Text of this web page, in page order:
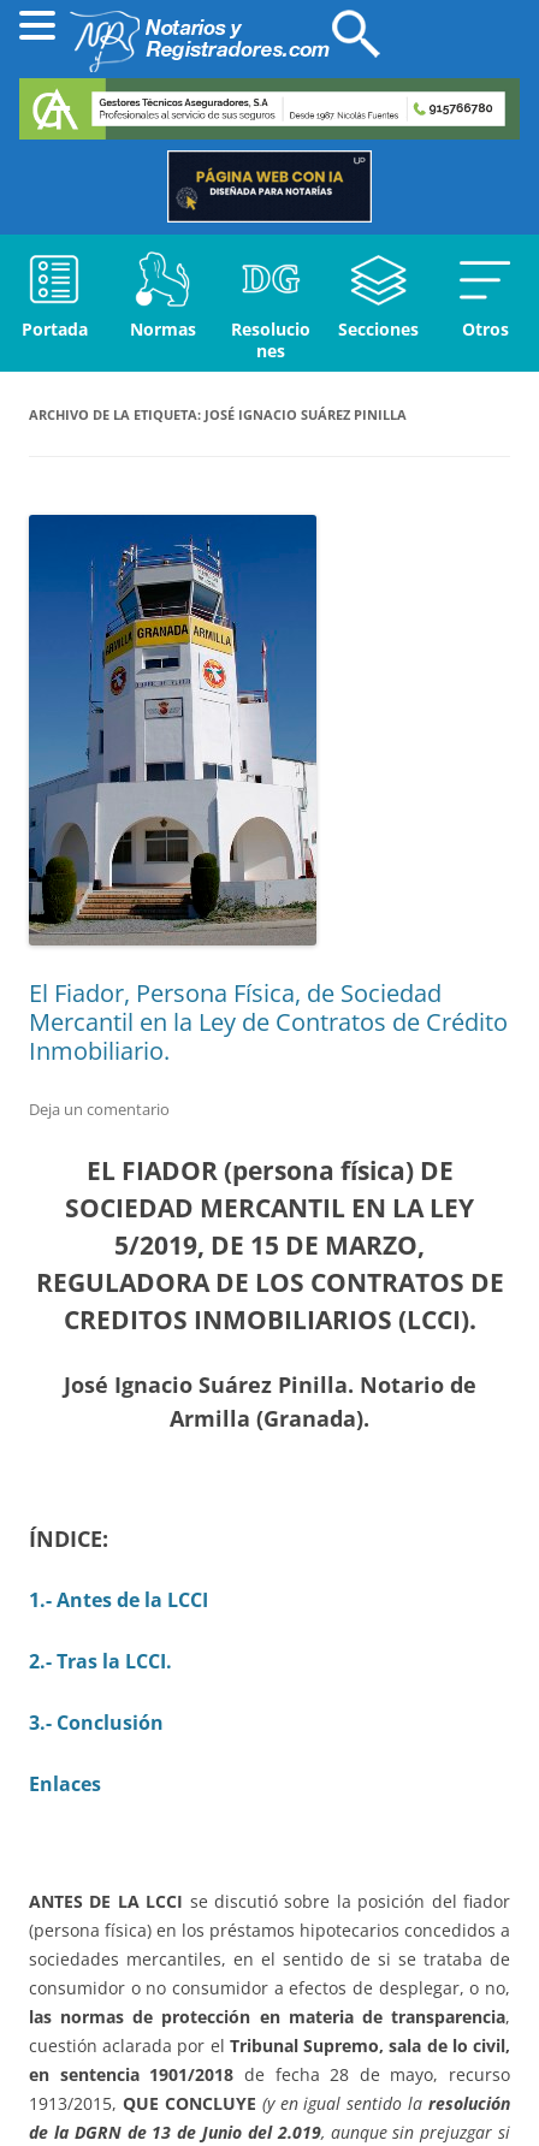
Portada Normas
Resolucio
nes
Secciones Otros
ARCHIVO DE LA ETIQUETA: JOSÉ IGNACIO SUÁREZ PINILLA
El Fiador, Persona Física, de Sociedad
Mercantil en la Ley de Contratos de Crédito
Inmobiliario.
Deja un comentario
EL FIADOR (persona física) DE
SOCIEDAD MERCANTIL EN LA LEY
5/2019, DE 15 DE MARZO,
REGULADORA DE LOS CONTRATOS DE
CREDITOS INMOBILIARIOS (LCCI).
José Ignacio Suárez Pinilla. Notario de
Armilla (Granada).
ÍNDICE:
1.- Antes de la LCCI
2.- Tras la LCCI.
3.- Conclusión
Enlaces
ANTES DE LA LCCI se discutió sobre la posición del fiador
(persona física) en los préstamos hipotecarios concedidos a
sociedades mercantiles, en el sentido de si se trataba de
consumidor o no consumidor a efectos de desplegar, o no,
las normas de protección en materia de transparencia,
cuestión aclarada por el Tribunal Supremo, sala de lo civil,
en sentencia 1901/2018 de fecha 28 de mayo, recurso
1913/2015, QUE CONCLUYE (y en igual sentido la resolución
de la DGRN de 13 de Junio del 2.019, aunquesin prejuzgar si